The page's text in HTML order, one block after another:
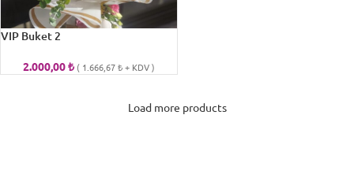
VIP Buket 2
2.000,00₺ ( 1.666,67₺+ KDV )
Load more products